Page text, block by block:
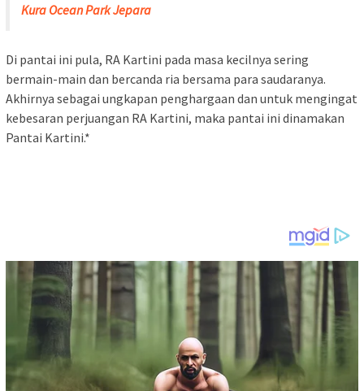
Kura Ocean Park Jepara
Di pantai ini pula, RA Kartini pada masa kecilnya sering
bermain-main dan bercanda ria bersama para saudaranya.
Akhirnya sebagai ungkapan penghargaan dan untuk mengingat
kebesaran perjuangan RA Kartini, maka pantai ini dinamakan
Pantai Kartini.*